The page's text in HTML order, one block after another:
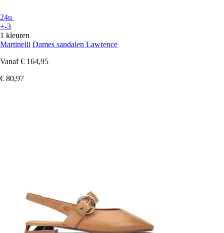
24u
+-3
1 kleuren
Martinelli Dames sandalen Lawrence
Vanaf € 164,95
€ 80,97